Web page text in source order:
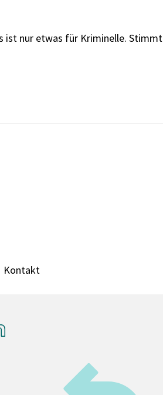
ist nur etwas für Kriminelle. Stimmt
Kontakt